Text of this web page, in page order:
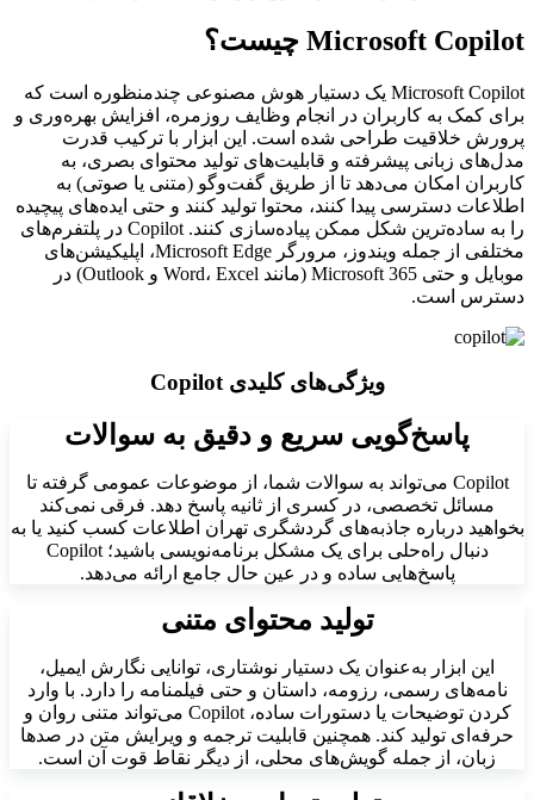
Microsoft Copilot چیست؟
Microsoft Copilot یک دستیار هوش مصنوعی چندمنظوره است که
برای کمک به کاربران در انجام وظایف روزمره، افزایش بهره‌وری و
پرورش خلاقیت طراحی شده است. این ابزار با ترکیب قدرت
مدل‌های زبانی پیشرفته و قابلیت‌های تولید محتوای بصری، به
کاربران امکان می‌دهد تا از طریق گفت‌وگو (متنی یا صوتی) به
اطلاعات دسترسی پیدا کنند، محتوا تولید کنند و حتی ایده‌های پیچیده
را به ساده‌ترین شکل ممکن پیاده‌سازی کنند. Copilot در پلتفرم‌های
مختلفی از جمله ویندوز، مرورگر Microsoft Edge، اپلیکیشن‌های
موبایل و حتی Microsoft 365 (مانند Word، Excel و Outlook) در
دسترس است.
ویژگی‌های کلیدی Copilot
پاسخ‌گویی سریع و دقیق به سوالات
Copilot می‌تواند به سوالات شما، از موضوعات عمومی گرفته تا
مسائل تخصصی، در کسری از ثانیه پاسخ دهد. فرقی نمی‌کند
بخواهید درباره جاذبه‌های گردشگری تهران اطلاعات کسب کنید یا به
دنبال راه‌حلی برای یک مشکل برنامه‌نویسی باشید؛ Copilot
پاسخ‌هایی ساده و در عین حال جامع ارائه می‌دهد.
تولید محتوای متنی
این ابزار به‌عنوان یک دستیار نوشتاری، توانایی نگارش ایمیل،
نامه‌های رسمی، رزومه، داستان و حتی فیلمنامه را دارد. با وارد
کردن توضیحات یا دستورات ساده، Copilot می‌تواند متنی روان و
حرفه‌ای تولید کند. همچنین قابلیت ترجمه و ویرایش متن در صدها
زبان، از جمله گویش‌های محلی، از دیگر نقاط قوت آن است.